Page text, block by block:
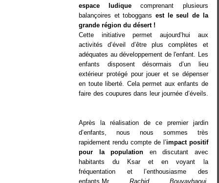
espace ludiquecomprenant plusieurs
balançoires et toboggansest le seul de la
grande région du désert !
Cette initiative permet aujourd’hui aux
activités d’éveil d’être plus complètes et
adéquates au développement de l'enfant. Les
enfants disposent désormais d’un lieu
extérieur protégé pour jouer et se dépenser
en toute liberté. Cela permet aux enfants de
faire des coupures dans leur journée d’éveils.
Après la réalisation de ce premier jardin
d’enfants, nous nous sommes très
rapidement rendu compte de l’impact positif
pour la population en discutant avec
habitants du Ksar et en voyant la
fréquentation et l’enthousiasme des
enfants.Mr Rachid Bouyayhaoui,